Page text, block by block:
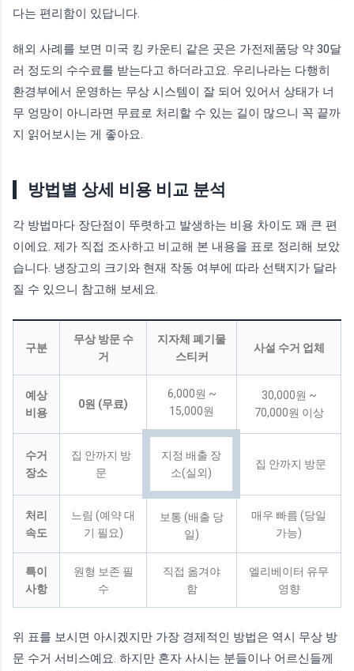
다는 편리함이 있답니다.
해외 사례를 보면 미국 킹 카운티 같은 곳은 가전제품당 약 30달
러 정도의 수수료를 받는다고 하더라고요. 우리나라는 다행히
환경부에서 운영하는 무상 시스템이 잘 되어 있어서 상태가 너
무 엉망이 아니라면 무료로 처리할 수 있는 길이 많으니 꼭 끝까
지 읽어보시는 게 좋아요.
방법별 상세 비용 비교 분석
각 방법마다 장단점이 뚜렷하고 발생하는 비용 차이도 꽤 큰 편
이에요. 제가 직접 조사하고 비교해 본 내용을 표로 정리해 보았
습니다. 냉장고의 크기와 현재 작동 여부에 따라 선택지가 달라
질 수 있으니 참고해 보세요.
구분
무상 방문 수
거
지자체 폐기물
스티커
사설 수거 업체
예상
비용
0원 (무료)
6,000원 ~
15,000원
30,000원 ~
70,000원 이상
수거
장소
집 안까지 방
문
지정 배출 장
소(실외)
집 안까지 방문
처리
속도
느림 (예약 대
기 필요)
보통 (배출 당
일)
매우 빠름 (당일
가능)
특이
사항
원형 보존 필
수
직접 옮겨야
함
엘리베이터 유무
영향
위 표를 보시면 아시겠지만 가장 경제적인 방법은 역시 무상 방
문 수거 서비스예요. 하지만 혼자 사시는 분들이나 어르신들께